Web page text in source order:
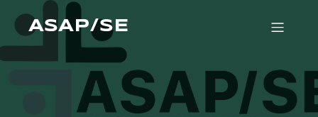
ASAP/SE